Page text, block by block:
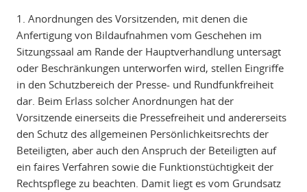
1. Anordnungen des Vorsitzenden, mit denen die
Anfertigung von Bildaufnahmen vom Geschehen im
Sitzungssaal am Rande der Hauptverhandlung untersagt
oder Beschränkungen unterworfen wird, stellen Eingriffe
in den Schutzbereich der Presse- und Rundfunkfreiheit
dar. Beim Erlass solcher Anordnungen hat der
Vorsitzende einerseits die Pressefreiheit und andererseits
den Schutz des allgemeinen Persönlichkeitsrechts der
Beteiligten, aber auch den Anspruch der Beteiligten auf
ein faires Verfahren sowie die Funktionstüchtigkeit der
Rechtspflege zu beachten. Damit liegt es vom Grundsatz